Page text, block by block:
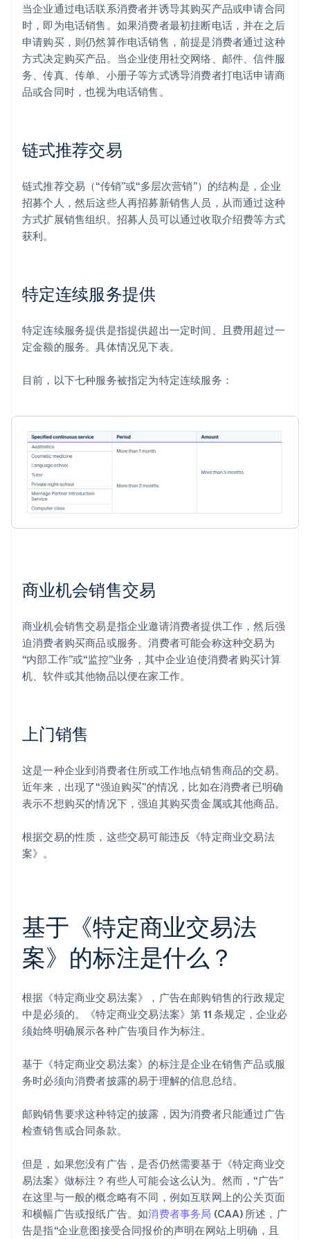
当企业通过电话联系消费者并诱导其购买产品或申请合同
时，即为电话销售。如果消费者最初挂断电话，并在之后
申请购买，则仍然算作电话销售，前提是消费者通过这种
方式决定购买产品。当企业使用社交网络、邮件、信件服
务、传真、传单、小册子等方式诱导消费者打电话申请商
品或合同时，也视为电话销售。
链式推荐交易
链式推荐交易（“传销”或“多层次营销”）的结构是，企业
招募个人，然后这些人再招募新销售人员，从而通过这种
方式扩展销售组织。招募人员可以通过收取介绍费等方式
获利。
特定连续服务提供
特定连续服务提供是指提供超出一定时间、且费用超过一
定金额的服务。具体情况见下表。
目前，以下七种服务被指定为特定连续服务：
商业机会销售交易
商业机会销售交易是指企业邀请消费者提供工作，然后强
迫消费者购买商品或服务。消费者可能会称这种交易为
“内部工作”或“监控”业务，其中企业迫使消费者购买计算
机、软件或其他物品以便在家工作。
上门销售
这是一种企业到消费者住所或工作地点销售商品的交易。
近年来，出现了“强迫购买”的情况，比如在消费者已明确
表示不想购买的情况下，强迫其购买贵金属或其他商品。
根据交易的性质，这些交易可能违反《特定商业交易法
案》。
基于《特定商业交易法
案》的标注是什么？
根据《特定商业交易法案》，广告在邮购销售的行政规定
中是必须的。《特定商业交易法案》第 11 条规定，企业必
须始终明确展示各种广告项目作为标注。
基于《特定商业交易法案》的标注是企业在销售产品或服
务时必须向消费者披露的易于理解的信息总结。
邮购销售要求这种特定的披露，因为消费者只能通过广告
检查销售或合同条款。
但是，如果您没有广告，是否仍然需要基于《特定商业交
易法案》做标注？有些人可能会这么认为。然而，“广告”
在这里与一般的概念略有不同，例如互联网上的公关页面
和横幅广告或报纸广告。如消费者事务局 (CAA) 所述，广
告是指“企业意图接受合同报价的声明在网站上明确，且